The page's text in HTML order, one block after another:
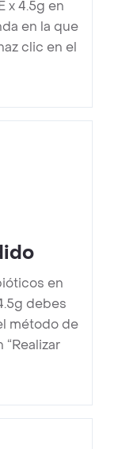
x 4.5g en
en la que
clic en el
en
debes
método de